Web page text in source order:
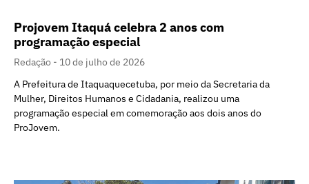
Projovem Itaquá celebra 2 anos com
programação especial
Redação
10 de julho de 2026
A Prefeitura de Itaquaquecetuba, por meio da Secretaria da
Mulher, Direitos Humanos e Cidadania, realizou uma
programação especial em comemoração aos dois anos do
ProJovem.